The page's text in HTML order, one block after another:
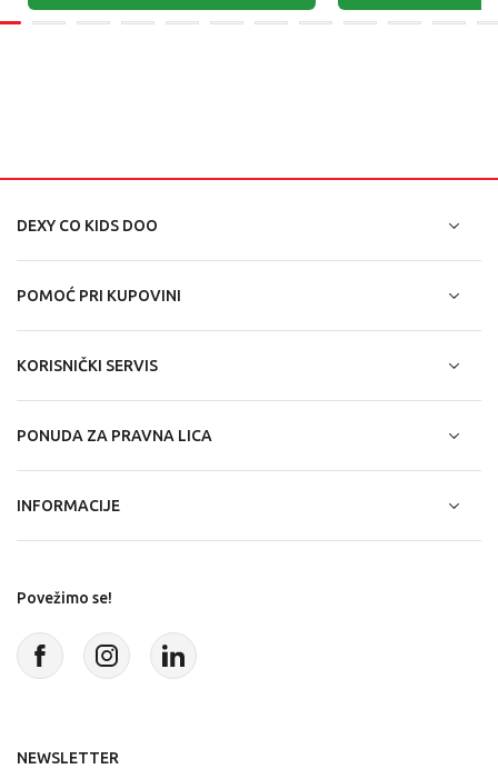
DEXY CO KIDS DOO
POMOĆ PRI KUPOVINI
KORISNIČKI SERVIS
PONUDA ZA PRAVNA LICA
INFORMACIJE
Povežimo se!
NEWSLETTER